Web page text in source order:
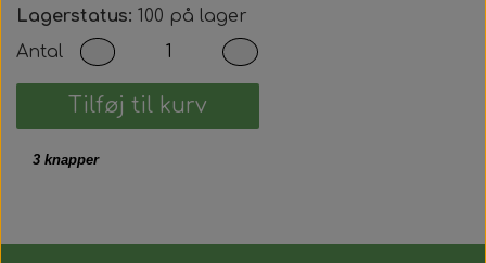
Lagerstatus: 100 på lager
Antal
Tilføj til kurv
3 knapper